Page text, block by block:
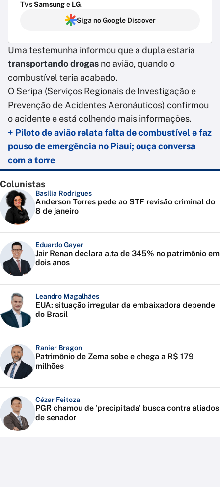
TVsSamsunge LG.
Siga no Google Discover
Uma testemunha informou que a dupla estaria
transportando drogas no avião, quando o
combustível teria acabado.
O Seripa (Serviços Regionais de Investigação e
Prevenção de Acidentes Aeronáuticos) confirmou
o acidente e está colhendo mais informações.
+ Piloto de avião relata falta de combustível e faz
pouso de emergência no Piauí; ouça conversa
com a torre
Colunistas
Basília Rodrigues
Anderson Torres pede ao STF revisão criminal do
8 de janeiro
Eduardo Gayer
Jair Renan declara alta de 345% no patrimônio em
dois anos
Leandro Magalhães
EUA: situação irregular da embaixadora depende
do Brasil
Ranier Bragon
Patrimônio de Zema sobe e chega a R$ 179
milhões
Cézar Feitoza
PGR chamou de 'precipitada' busca contra aliados
de senador